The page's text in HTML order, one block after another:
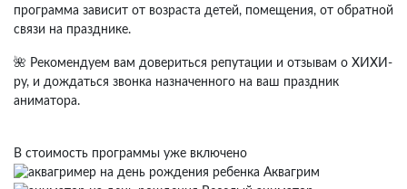
программа зависит от возраста детей, помещения, от обратной
связи на празднике.
🌺 Рекомендуем вам довериться репутации и отзывам о ХИХИ-
ру, и дождаться звонка назначенного на ваш праздник
аниматора.
В стоимость программы уже включено
Аквагрим